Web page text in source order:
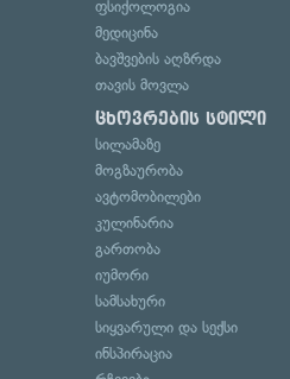
ფსიქოლოგია
მედიცინა
ბავშვების აღზრდა
თავის მოვლა
ცხოვრების სტილი
სილამაზე
მოგზაურობა
ავტომობილები
კულინარია
გართობა
იუმორი
სამსახური
სიყვარული და სექსი
ინსპირაცია